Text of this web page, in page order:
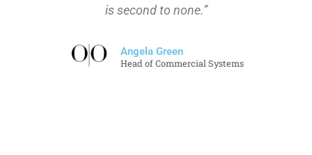
is second to none.”
Angela Green
Head of Commercial Systems